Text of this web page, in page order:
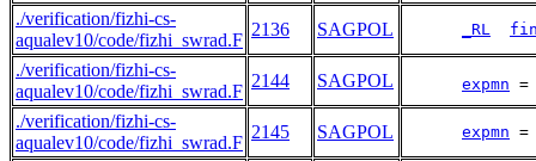
./verification/fizhi-cs-
aqualev10/code/fizhi_swrad.F
2136 SAGPOL _RL
./verification/fizhi-cs-
aqualev10/code/fizhi_swrad.F
2144 SAGPOL expmn
./verification/fizhi-cs-
aqualev10/code/fizhi_swrad.F
2145 SAGPOL expmn